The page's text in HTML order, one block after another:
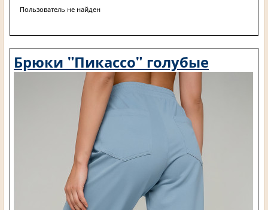
Пользователь не найден
Брюки "Пикассо" голубые